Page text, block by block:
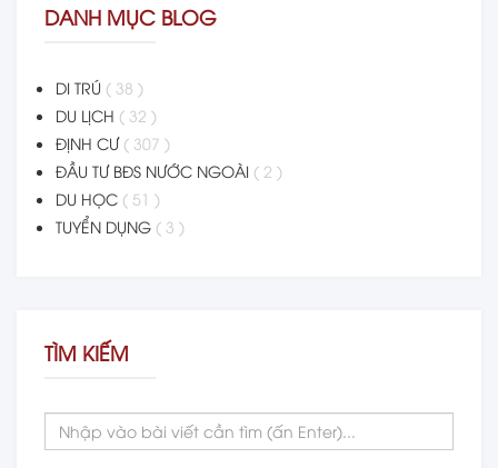
DANH MỤC BLOG
DI TRÚ ( 38 )
DU LỊCH ( 32 )
ĐỊNH CƯ ( 307 )
ĐẦU TƯ BĐS NƯỚC NGOÀI ( 2 )
DU HỌC ( 51 )
TUYỂN DỤNG ( 3 )
TÌM KIẾM